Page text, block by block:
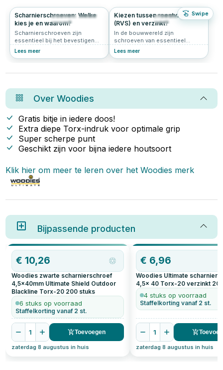
Swipe
1343 4.9
Scharnierschroeven: Welke
kies je en waarom?
Scharnierschroeven zijn
essentieel bij het bevestigen
van scharnieren op deuren,
losraken of beschadigd raken.
Maar hoe kies je de juiste
scharnierschroef? In dit artikel
bespreken we de belangrijkste
factoren en waarom de maat
4,5x40 mm een uitstekende
keuze is voor veel
toepassingen.
Lees meer
339 5.0
Kiezen tussen roestvrijstaal
(RVS) en verzinkt?
In de bouwwereld zijn
schroeven van essentieel
belang voor stabiliteit en
Lees meer
OverWoodies
Gratis bitje in iedere doos!
Extra diepe Torx-indruk voor optimale grip
Super scherpe punt
Geschikt zijn voor bijna iedere houtsoort
Klik hier om meer te leren over hetWoodies merk
Bijpassende producten
€10,26
Woodies zwarte scharnierschroef
4,5x40mm Ultimate Shield Outdoor
Blackline Torx-20 200 stuks
6 stuks op voorraad
Staffelkorting vanaf 2 st.
1 Toevoegen
zaterdag 8 augustus in huis
€ 6,96
Woodies Ultimate
4,5x 40 Torx-20 verzinkt
4 stuks op voorraad
Staffelkorting vanaf 2 st.
1
zaterdag 8 augustus in huis